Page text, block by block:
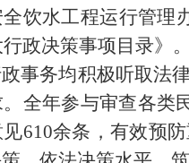
饮水工程运行管理
政决策事项目录》
事务均积极听取法
全年参与审查各类
610余条，有效预